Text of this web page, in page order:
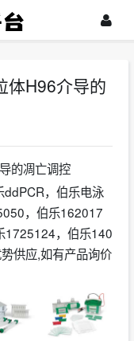
体H96介导的
的凋亡调控
，伯乐电泳
，伯乐162017
1725124，伯乐140
供应,如有产品询价